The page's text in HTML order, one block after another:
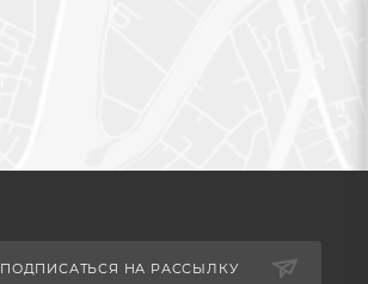
ПОДПИСАТЬСЯ НА РАССЫЛКУ